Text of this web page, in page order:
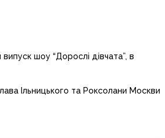
шоу “Дорослі дівчата”, в
Ільницького та Роксолани Москви